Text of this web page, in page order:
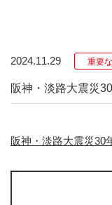
2024.11.29 重要
阪神・淡路大震災
阪神・淡路大震災